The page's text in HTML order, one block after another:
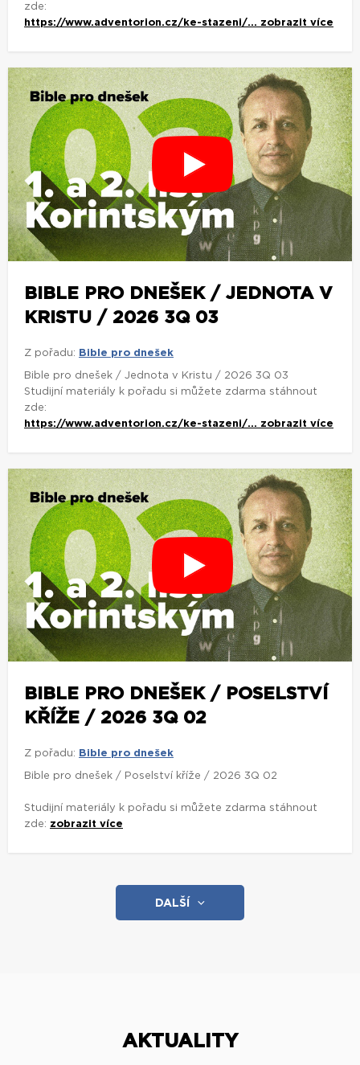
zde:
https://www.adventorion.cz/ke-stazeni/... zobrazit více
BIBLE PRO DNEŠEK / JEDNOTA V
KRISTU / 2026 3Q 03
Z pořadu: Bible pro dnešek
Bible pro dnešek / Jednota v Kristu / 2026 3Q 03
Studijní materiály k pořadu si můžete zdarma stáhnout
zde:
https://www.adventorion.cz/ke-stazeni/... zobrazit více
BIBLE PRO DNEŠEK / POSELSTVÍ
KŘÍŽE / 2026 3Q 02
Z pořadu: Bible pro dnešek
Bible pro dnešek / Poselství kříže / 2026 3Q 02
Studijní materiály k pořadu si můžete zdarma stáhnout
zde: zobrazit více
DALŠÍ
AKTUALITY